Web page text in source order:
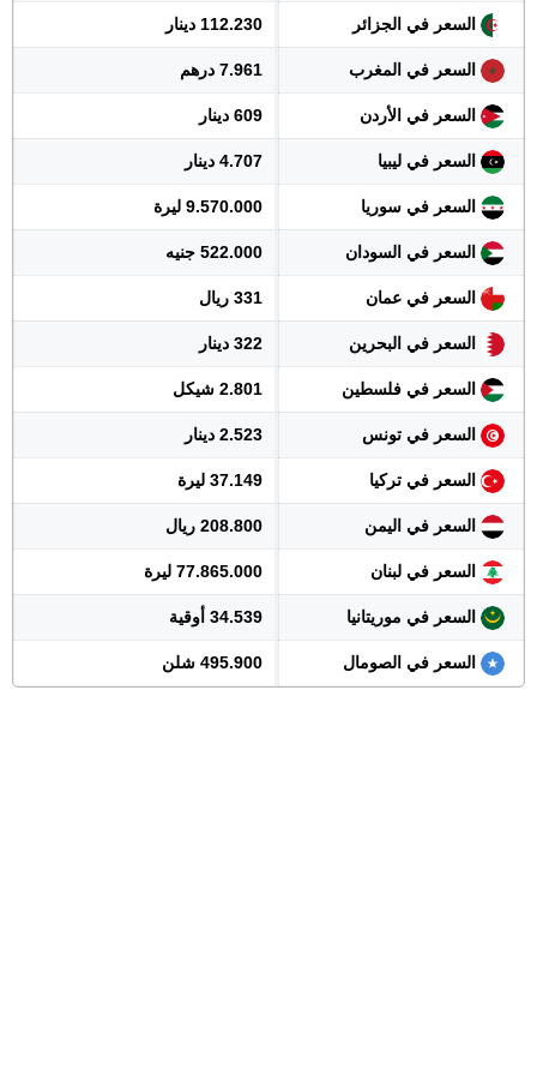
السعر في الجزائر 112.230 دينار
السعر في المغرب 7.961 درهم
السعر في الأردن 609 دينار
السعر في ليبيا 4.707 دينار
السعر في سوريا 9.570.000 ليرة
السعر في السودان 522.000 جنيه
السعر في عمان 331 ريال
السعر في البحرين 322 دينار
السعر في فلسطين 2.801 شيكل
السعر في تونس 2.523 دينار
السعر في تركيا 37.149 ليرة
السعر في اليمن 208.800 ريال
السعر في لبنان 77.865.000 ليرة
السعر في موريتانيا 34.539 أوقية
السعر في الصومال 495.900 شلن